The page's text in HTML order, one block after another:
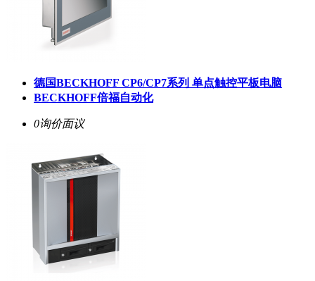
德国BECKHOFF CP6/CP7系列 单点触控平板电脑
BECKHOFF倍福自动化
0询价面议